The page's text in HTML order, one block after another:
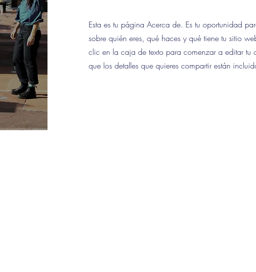
Esta es tu página Acerca de. Es tu oportunidad
sobre quién eres, qué haces y qué tiene tu sitio
clic en la caja de texto para comenzar a editar tu
que los detalles que quieres compartir están